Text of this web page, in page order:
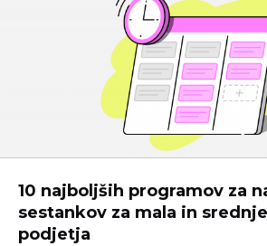
10 najboljših programov za
sestankov za mala in
podjetja